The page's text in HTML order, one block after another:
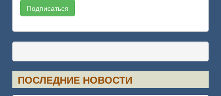
Подписаться
ПОСЛЕДНИЕ НОВОСТИ